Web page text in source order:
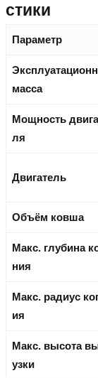
стики
Параметр
масса
Мощность
ля
Двигатель
Объём ковша
Макс. глубина
ния
Макс. радиус
ия
Макс. высота
узки